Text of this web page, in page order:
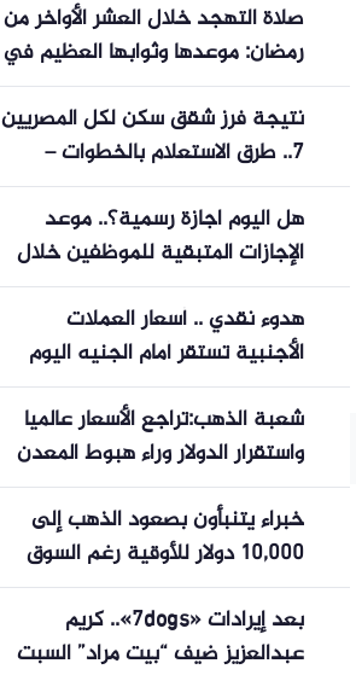
صلاة التهجد خلال العشر الأواخر من
رمضان: موعدها وثوابها العظيم في
ليلة القدر
نتيجة فرز شقق سكن لكل المصريين
7.. طرق الاستعلام بالخطوات –
الأسبوع
هل اليوم اجازة رسمية؟.. موعد
الإجازات المتبقية للموظفين خلال
2026
هدوء نقدي .. أسعار العملات
الأجنبية تستقر أمام الجنيه اليوم
السبت
شعبة الذهب:تراجع الأسعار عالميا
واستقرار الدولار وراء هبوط المعدن
النفيس محليا
خبراء يتنبأون بصعود الذهب إلى
10,000 دولار للأوقية رغم السوق
الهابطة
بعد إيرادات «7dogs».. كريم
عبدالعزيز ضيف “بيت مراد” السبت